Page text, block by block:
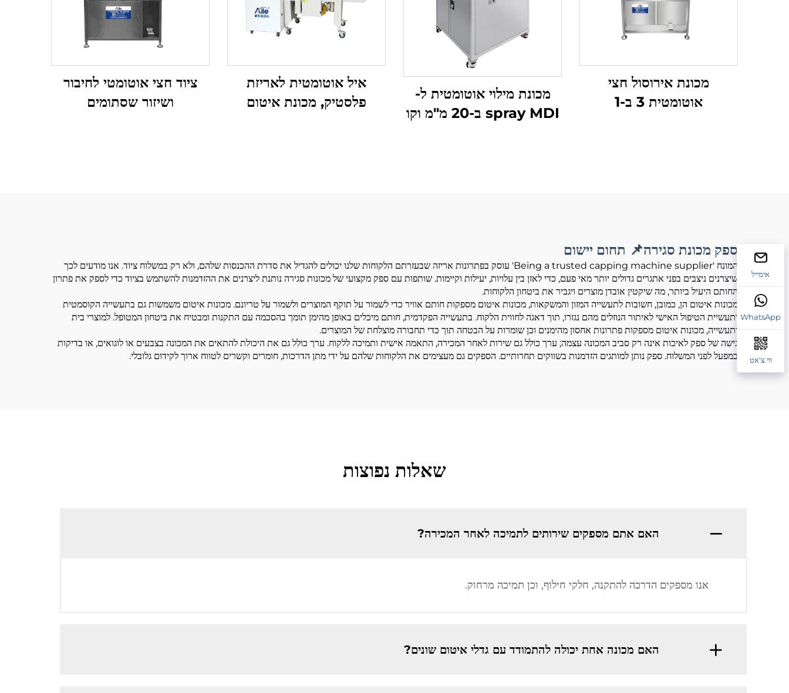
מכונת אירוסול חצי
אוטומטית 3 ב-1
מכונת מילוי אוטומטית ל-
spray MDI ב-20 מ"מ וקו
איל אוטומטית לאריזת
פלסטיק, מכונת איטום
ציוד חצי אוטומטי לחיבור
ושיזור שסתומים
ספק מכונת סגירה📌 תחום יישום
המונח 'Being a trusted capping machine supplier' עוסק בפתרונות אריזה שבעזרתם הלקוחות שלנו יכולים להגדיל את סדרת ההכנסות שלהם, ולא רק במשלוח ציוד. אנו מודעים לכך
שיצרנים ניצבים בפני אתגרים גדולים יותר מאי פעם, כדי לאזן בין עלויות, יעילות וקיימות. שותפות עם ספק מקצועי של מכונות סגירה נותנת ליצרנים את ההזדמנות להשתמש בציוד כדי לספק את פתרון
החותם היעיל ביותר, מה שיקטין אובדן מוצרים ויגביר את ביטחון הלקוחות.
מכונות איטום הן, כמובן, חשובות לתעשייה המזון והמשקאות, מכונות איטום מספקות חותם אוויר כדי לשמור על תוקף המוצרים ולשמור על טריונם. מכונות איטום משמשות גם בתעשייה הקוסמטית
ותעשיית הטיפול האישי לאיתור הנוזלים מהם נגזרו, תוך דאגה לחווית הלקוח. בתעשייה הפקדמית, חותם מיכלים באופן מהימן תומך בהסכמה עם התקנות ומבטיח את ביטחון המטופל. למוצרי בית
ותעשייה, מכונות איטום מספקות פתרונות אחסון מהימנים וכן שומרות על הבטחה תוך כדי תחבורה מוצלחת של המוצרים.
גישה של ספק לאיכות אינה רק סביב המכונה עצמה; ערך כולל גם שירות לאחר המכירה, התאמה אישית ותמיכה ללקוח. ערך כולל גם את היכולת להתאים את המכונה בצבעים או לוגואים, או בדיקות
במפעל לפני המשלוח. ספק נותן למותגים הזדמנות בשווקים תחרותיים. הספקים גם מעצימים את הלקוחות שלהם על ידי מתן הדרכות, חומרים וקשרים לטווח ארוך לקידום גלובלי.
שאלות נפוצות
האם אתם מספקים שירותים לתמיכה לאחר המכירה?
אנו מספקים הדרכה להתקנה, חלקי חילוף, וכן תמיכה מרחוק.
האם מכונה אחת יכולה להתמודד עם גדלי איטום שונים?
אימייל
WhatsApp
ווי צ'אט